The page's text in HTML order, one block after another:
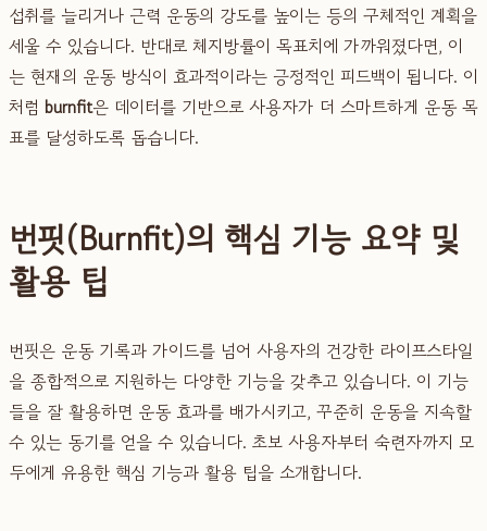
섭취를 늘리거나 근력 운동의 강도를 높이는 등의 구체적인 계획을
세울 수 있습니다. 반대로 체지방률이 목표치에 가까워졌다면, 이
는 현재의 운동 방식이 효과적이라는 긍정적인 피드백이 됩니다. 이
처럼 burnfit은 데이터를 기반으로 사용자가 더 스마트하게 운동 목
표를 달성하도록 돕습니다.
번핏(Burnfit)의 핵심 기능 요약 및
활용 팁
번핏은 운동 기록과 가이드를 넘어 사용자의 건강한 라이프스타일
을 종합적으로 지원하는 다양한 기능을 갖추고 있습니다. 이 기능
들을 잘 활용하면 운동 효과를 배가시키고, 꾸준히 운동을 지속할
수 있는 동기를 얻을 수 있습니다. 초보 사용자부터 숙련자까지 모
두에게 유용한 핵심 기능과 활용 팁을 소개합니다.